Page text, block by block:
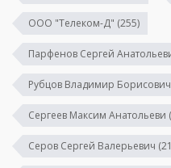
ООО "Телеком-Д" (255)
Парфенов Сергей
Рубцов Владимир Борисович
Сергеев Максим Анатольеви
Серов Сергей Валерьевич